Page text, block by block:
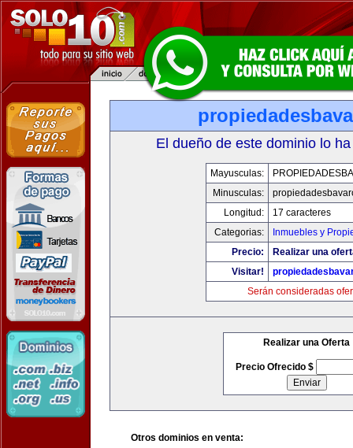
El dueño de este dominio lo
Mayusculas:
Minusculas:
Longitud:
17 caracteres
Categorias:
Inmuebles y
Precio:
Realizar una
Visitar!
Serán consideradas
Realizar una Oferta
Precio Ofrecido $
Otros dominios en venta: